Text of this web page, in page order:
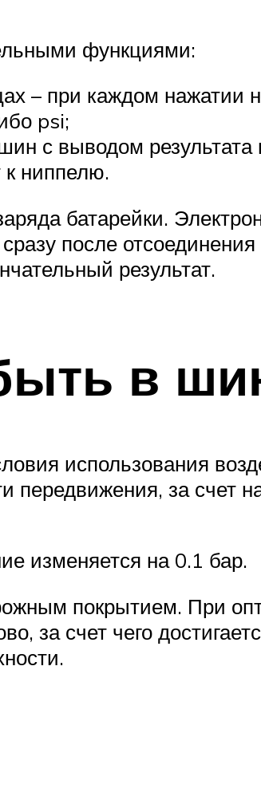
функциями:
– при каждом нажатии
psi;
с выводом результата
к ниппелю.
батарейки.
после
результат.
в
использования
передвижения, за счет
изменяется на 0.1 бар.
покрытием. При
за счет чего